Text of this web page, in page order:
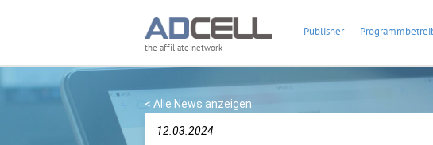
the affiliate network
Publisher
< Alle News anzeigen
12.03.2024